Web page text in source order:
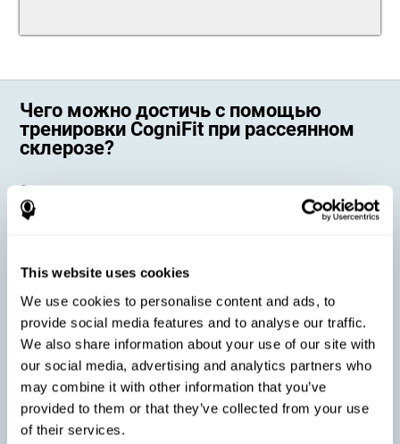
This website uses cookies
We use cookies to personalise content and ads, to
provide social media features and to analyse our traffic.
We also share information about your use of our site with
our social media, advertising and analytics partners who
may combine it with other information that you’ve
provided to them or that they’ve collected from your use
of their services.
Чего можно достичь с помощью
тренировки CogniFit при рассеянном
склерозе?
Страдающие при рассеянном склерозе когнитивные
способности оказывают непосредственное влияние на нашу
повседневную жизнь. Когнитивная тренировка CogniFit при
склерозом: онлайн-тренировка CogniFit может эффективно
стимулировать когнитивные способности, нарушенные
этим неврологическим заболеванием. Это способствует
снижению степени нарушений.
Снизить симптомы, связанные с рассеянным склерозом:
Рассеянный склероз характеризуется рядом нарушений в
миелиновой оболочке аксонов нейронов, что приводит к